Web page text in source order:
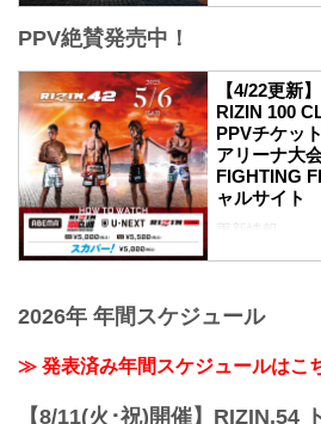
開催日時
2023年5月6日
始
終了予定時間
19:00〜20:00
※試合内容、
予定時間が前
会場
東京臨海新交
東京臨海新交
の森」駅 徒歩
東京臨海高速
PPV絶賛発売中！
【4/22更新
RIZIN 100
PPVチケッ
アリーナ大
FIGHTING
ャルサイト
更新情報
有明アリーナ -
5月6日（土）
スマ」魔裟斗
2026年 年間スケジュール
≫ 発表済み年間スケジュールはこ
【8/11(火･祝)開催】RIZIN.54